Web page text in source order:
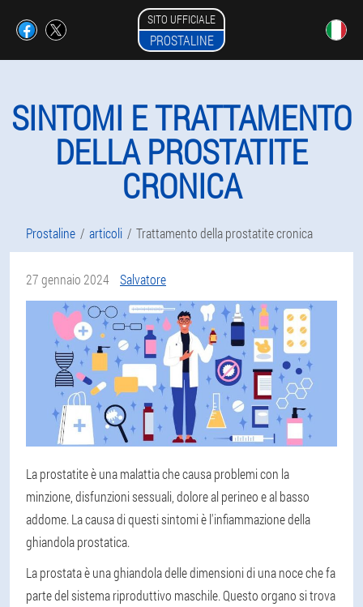
SITO UFFICIALE
PROSTALINE
SINTOMI E TRATTAMENTO
DELLA PROSTATITE
CRONICA
Prostaline articoli Trattamento della prostatite cronica
27 gennaio 2024 Salvatore
La prostatite è una malattia che causa problemi con la
minzione, disfunzioni sessuali, dolore al perineo e al basso
addome. La causa di questi sintomi è l'infiammazione della
ghiandola prostatica.
La prostata è una ghiandola delle dimensioni di una noce che fa
parte del sistema riproduttivo maschile. Questo organo si trova